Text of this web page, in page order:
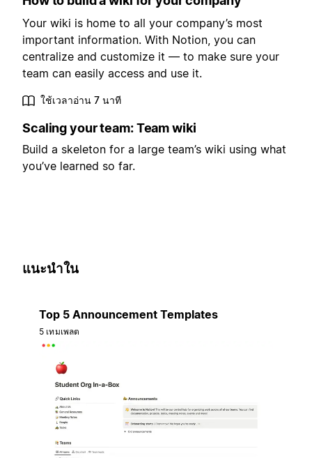
Your wiki is home to all your company’s most
important information. With Notion, you can
centralize and customize it — to make sure your
team can easily access and use it.
ใช้เวลาอ่าน 7 นาที
Scaling your team: Team wiki
Build a skeleton for a large team’s wiki using what
you’ve learned so far.
แนะนำใน
Top 5 Announcement Templates
5 เทมเพลต